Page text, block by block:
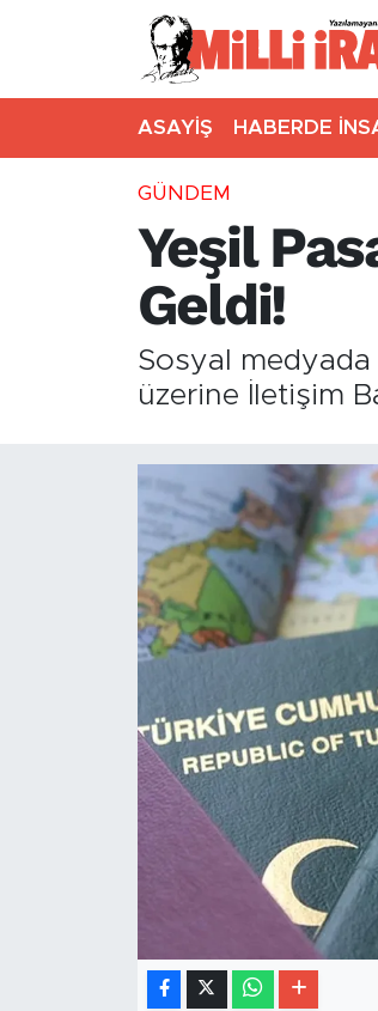
ASAYİŞ HABERDE
GÜNDEM
Yeşil
Geldi!
Sosyal medyada
üzerine İletişim